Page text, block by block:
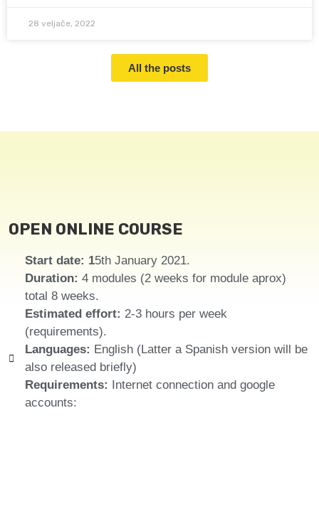
28 veljače, 2022
All the posts
OPEN ONLINE COURSE
Start date: 15th January 2021.
Duration: 4 modules (2 weeks for module aprox)
total 8 weeks.
Estimated effort: 2-3 hours per week
(requirements).
Languages: English (Latter a Spanish version will be
also released briefly)
Requirements:
Internet connection and google
accounts: